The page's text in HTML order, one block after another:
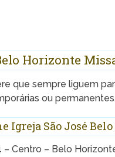
Horizonte
que sempre liguem
ou
Igreja São José
– Centro – Belo